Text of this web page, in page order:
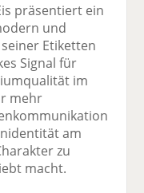
präsentiert ein
und
Etiketten
Signal für
im
mehr
am
zu
macht.